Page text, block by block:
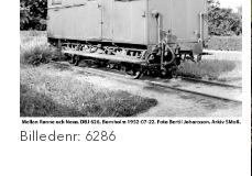
Billedenr: 6286